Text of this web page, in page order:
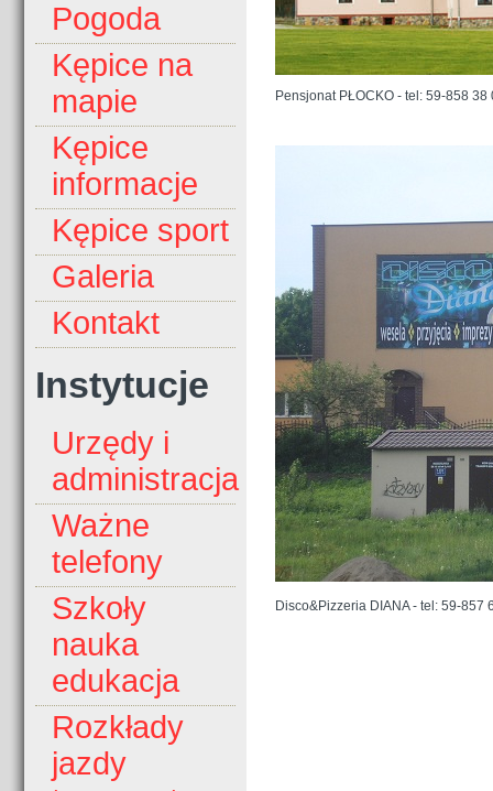
Pogoda
Kępice na
mapie
Kępice
informacje
Kępice sport
Galeria
Kontakt
Instytucje
Urzędy i
administracja
Ważne
telefony
Szkoły
nauka
edukacja
Rozkłady
jazdy
Pensjonat PŁOCKO - tel: 59-858 38
Disco&Pizzeria DIANA - tel: 59-857